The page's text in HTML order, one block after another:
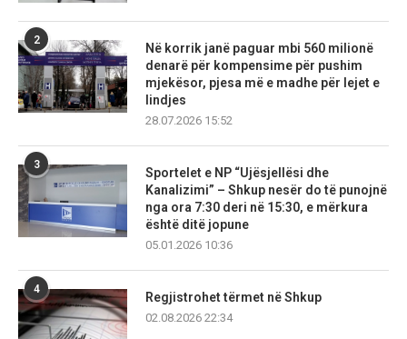
2
Në korrik janë paguar mbi 560 milionë
denarë për kompensime për pushim
mjekësor, pjesa më e madhe për lejet e
lindjes
28.07.2026 15:52
3
Sportelet e NP “Ujësjellësi dhe
Kanalizimi” – Shkup nesër do të punojnë
nga ora 7:30 deri në 15:30, e mërkura
është ditë jopune
05.01.2026 10:36
4
Regjistrohet tërmet në Shkup
02.08.2026 22:34